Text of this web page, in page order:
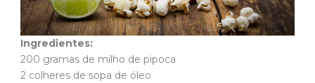
Ingredientes:
200 gramas de milho de pipoca
2 colheres de sopa de óleo